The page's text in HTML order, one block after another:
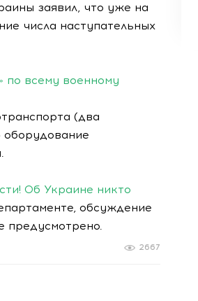
заявил, что уже на
числа наступательных
по всему военному
(два
оборудование
Об Украине никто
обсуждение
предусмотрено.
2667